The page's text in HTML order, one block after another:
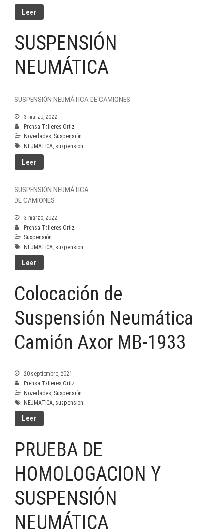
Leer
SUSPENSIÓN
NEUMÁTICA
SUSPENSIÓN NEUMÁTICA DE CAMIONES
3 marzo, 2022
Prensa Talleres Ortiz
Novedades Suspensión
NEUMATICA suspension
Leer
SUSPENSIÓN NEUMÁTICA
DE CAMIONES
3 marzo, 2022
Prensa Talleres Ortiz
Suspensión
NEUMATICA suspension
Leer
Colocación de
Suspensión Neumática
Camión Axor MB-1933
20 septiembre, 2021
Prensa Talleres Ortiz
Novedades Suspensión
NEUMATICA suspension
Leer
PRUEBA DE
HOMOLOGACION Y
SUSPENSIÓN
NEUMÁTICA